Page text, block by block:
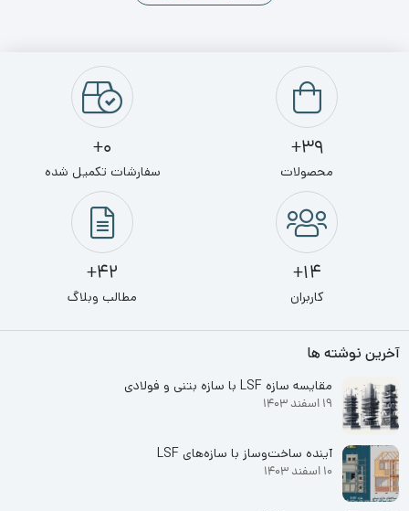
39+
محصولات
0+
سفارشات تکمیل شده
14+
کاربران
42+
مطالب وبلاگ
آخرین نوشته ها
مقایسه سازه LSF با سازه بتنی و فولادی
19 اسفند 1403
آینده ساخت‌وساز با سازه‌های LSF
10 اسفند 1403